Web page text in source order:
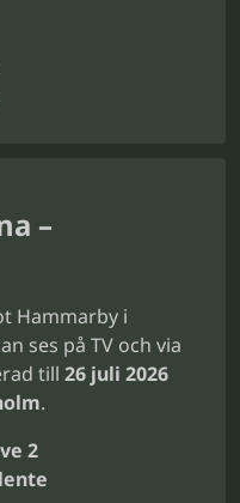
–
Hammarby i
ses på TV och via
till 26 juli 2026
.
2